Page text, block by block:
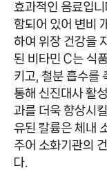
효과적인 음료입
함되어 있어 변비
하여 위장 건강을
된 비타민 C는 식
키고, 철분 흡수를
통해 신진대사 활
과를 더욱 향상시
유된 칼륨은 체내
주어 소화기관의
다.